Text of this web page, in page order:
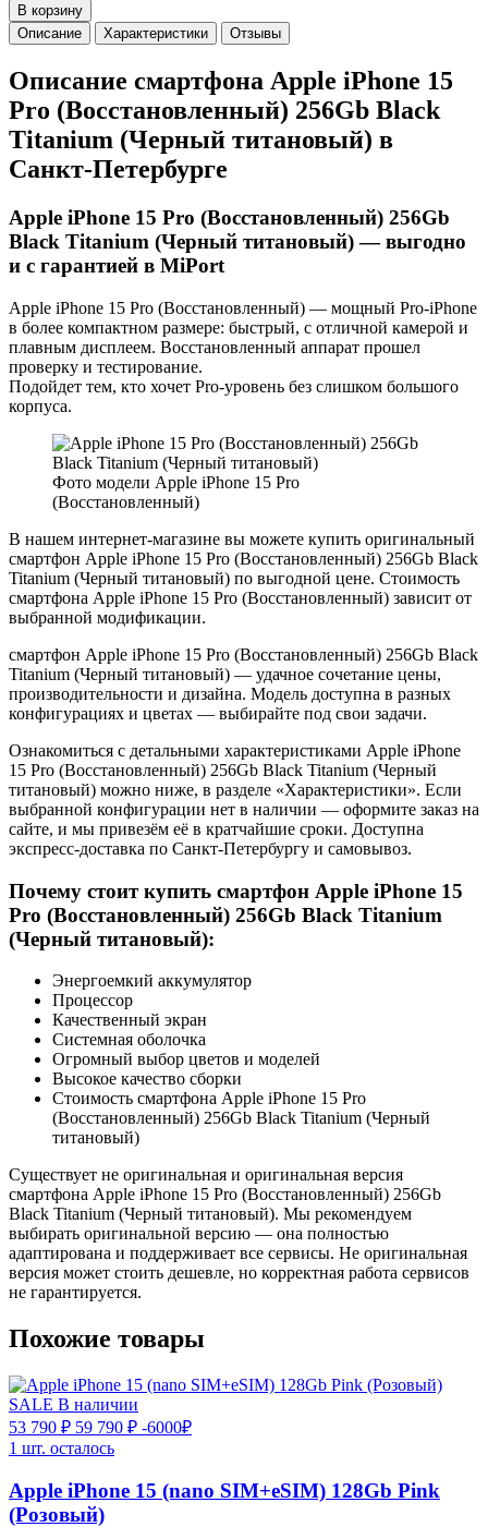
В корзину
Описание
Характеристики Отзывы
Описание смартфона Apple iPhone 15
Pro (Восстановленный) 256Gb Black
Titanium (Черный титановый) в
Санкт-Петербурге
Apple iPhone 15 Pro (Восстановленный) 256Gb
Black Titanium (Черный титановый) — выгодно
и с гарантией в MiPort
Apple iPhone 15 Pro (Восстановленный) — мощный Pro-iPhone
в более компактном размере: быстрый, с отличной камерой и
плавным дисплеем. Восстановленный аппарат прошел
проверку и тестирование.
Подойдет тем, кто хочет Pro-уровень без слишком большого
корпуса.
Фото модели Apple iPhone 15 Pro
(Восстановленный)
В нашем интернет-магазине вы можете купить оригинальный
смартфон Apple iPhone 15 Pro (Восстановленный) 256Gb Black
Titanium (Черный титановый) по выгодной цене. Стоимость
смартфона Apple iPhone 15 Pro (Восстановленный) зависит от
выбранной модификации.
смартфон Apple iPhone 15 Pro (Восстановленный) 256Gb Black
Titanium (Черный титановый) — удачное сочетание цены,
производительности и дизайна. Модель доступна в разных
конфигурациях и цветах — выбирайте под свои задачи.
Ознакомиться с детальными характеристиками Apple iPhone
15 Pro (Восстановленный) 256Gb Black Titanium (Черный
титановый) можно ниже, в разделе «Характеристики». Если
выбранной конфигурации нет в наличии — оформите заказ на
сайте, и мы привезём её в кратчайшие сроки. Доступна
экспресс-доставка по Санкт-Петербургу и самовывоз.
Почему стоит купить смартфон Apple iPhone 15
Pro (Восстановленный) 256Gb Black Titanium
(Черный титановый):
Энергоемкий аккумулятор
Процессор
Качественный экран
Системная оболочка
Огромный выбор цветов и моделей
Высокое качество сборки
Стоимость смартфона Apple iPhone 15 Pro
(Восстановленный) 256Gb Black Titanium (Черный
титановый)
Существует не оригинальная и оригинальная версия
смартфона Apple iPhone 15 Pro (Восстановленный) 256Gb
Black Titanium (Черный титановый). Мы рекомендуем
выбирать оригинальной версию — она полностью
адаптирована и поддерживает все сервисы. Не оригинальная
версия может стоить дешевле, но корректная работа сервисов
не гарантируется.
Похожие товары
SALE В наличии
53 790 ₽ 59 790 ₽ -6000₽
1 шт. осталось
Apple iPhone 15 (nano SIM+eSIM) 128Gb Pink
(Розовый)